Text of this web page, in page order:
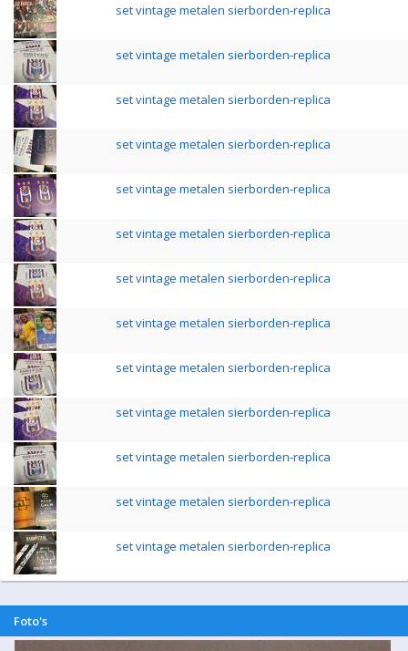
set vintage metalen sierborden-replica
set vintage metalen sierborden-replica
set vintage metalen sierborden-replica
set vintage metalen sierborden-replica
set vintage metalen sierborden-replica
set vintage metalen sierborden-replica
set vintage metalen sierborden-replica
set vintage metalen sierborden-replica
set vintage metalen sierborden-replica
set vintage metalen sierborden-replica
set vintage metalen sierborden-replica
set vintage metalen sierborden-replica
set vintage metalen sierborden-replica
Foto's